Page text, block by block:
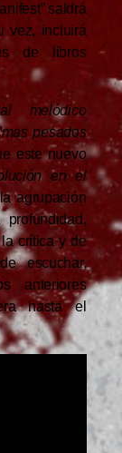
saldrá
vez, incluirá
de libros
melódico
mas pesados
este nuevo
en el
agrupación
crítica y de
escuchar,
anteriores
hasta el